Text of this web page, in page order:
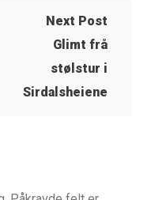
Next Post
Glimt frå
stølstur i
Sirdalsheiene